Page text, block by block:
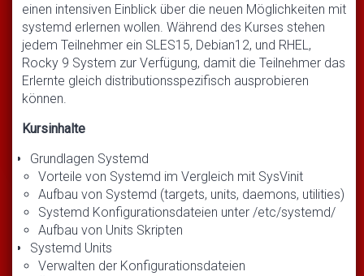
einen intensiven Einblick über die neuen Möglichkeiten mit
systemd erlernen wollen. Während des Kurses stehen
jedem Teilnehmer ein SLES15, Debian12, und RHEL,
Rocky 9 System zur Verfügung, damit die Teilnehmer das
Erlernte gleich distributionsspezifisch ausprobieren
können.
Kursinhalte
Grundlagen Systemd
Vorteile von Systemd im Vergleich mit SysVinit
Aufbau von Systemd (targets, units, daemons, utilities)
Systemd Konfigurationsdateien unter /etc/systemd/
Aufbau von Units Skripten
Systemd Units
Verwalten der Konfigurationsdateien